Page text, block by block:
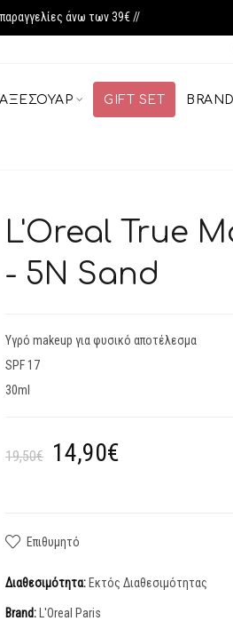
άνω των 39€ //
ΑΞΕΣΟΥΆΡ GIFT SET
L'Oreal True
- 5N Sand
Υγρό makeup για φυσικό αποτέλεσμα
SPF 17
30ml
19,50€ 14,90€
Επιθυμητό
Διαθεσιμότητα: Εκτός Διαθεσιμότητας
Brand: L'Oreal Paris